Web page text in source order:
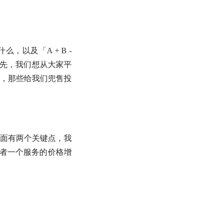
么，以及「A + B -
，我们想从大家平
那些给我们兜售投
有两个关键点，我
一个服务的价格增